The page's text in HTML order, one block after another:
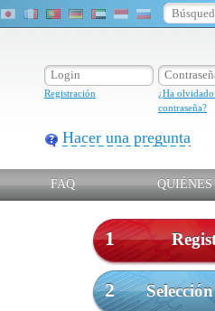
Registración
¿Ha olvidado
contraseña?
Hacer una pregunta
FAQ QUIÉNES
1
2